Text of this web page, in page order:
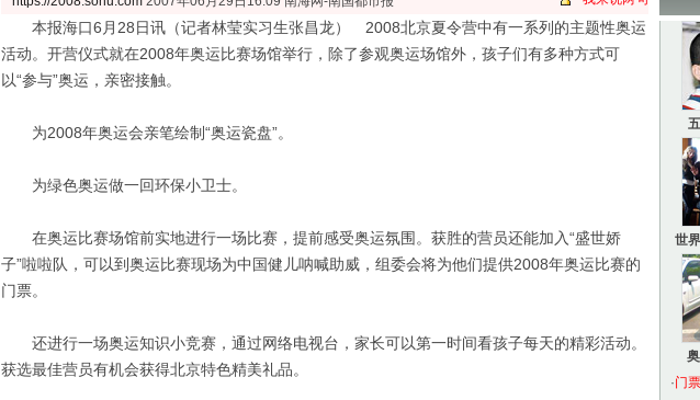
本报海口6月28日讯（记者林莹实习生张昌龙） 2008北京夏令营中有一系列的主题性奥运
活动。开营仪式就在2008年奥运比赛场馆举行，除了参观奥运场馆外，孩子们有多种方式可
以“参与”奥运，亲密接触。
为2008年奥运会亲笔绘制“奥运瓷盘”。
为绿色奥运做一回环保小卫士。
在奥运比赛场馆前实地进行一场比赛，提前感受奥运氛围。获胜的营员还能加入“盛世娇
子”啦啦队，可以到奥运比赛现场为中国健儿呐喊助威，组委会将为他们提供2008年奥运比赛的
门票。
还进行一场奥运知识小竞赛，通过网络电视台，家长可以第一时间看孩子每天的精彩活动。
获选最佳营员有机会获得北京特色精美礼品。
世
·门